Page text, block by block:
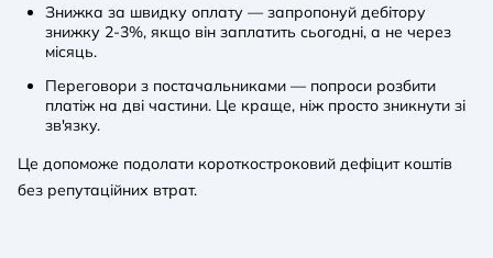
Знижка за швидку оплату — запропонуй дебітору
знижку 2-3%, якщо він заплатить сьогодні, а не через
місяць.
Переговори з постачальниками — попроси розбити
платіж на дві частини. Це краще, ніж просто зникнути зі
зв'язку.
Це допоможе подолати короткостроковий дефіцит коштів
без репутаційних втрат.